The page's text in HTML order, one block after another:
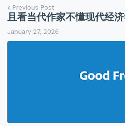
Previous Post
且看当代作家不懂现代经
January 27, 2026